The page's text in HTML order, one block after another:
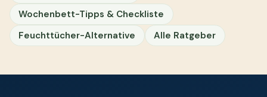
Wochenbett-Tipps & Checkliste
Feuchttücher-Alternative
Alle Ratgeber